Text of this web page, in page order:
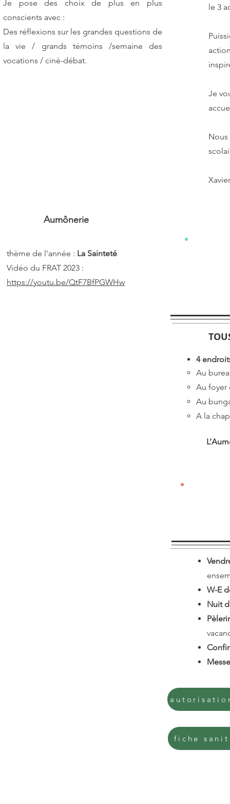
Je pose des choix de plus en plus
conscients avec :
Des réflexions sur les grandes questions de
la vie / grands témoins /semaine des
vocations / ciné-débat.
le 3
Je
Aumônerie
thème de l'année : La Sainteté
Vidéo du FRAT 2023 :
https://youtu.be/QtF7BfPGWHw
4
Au
Au foyer
Au
A la
W-E
Nuit
fiche